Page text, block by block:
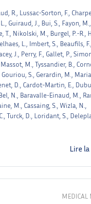
R., Lussac-Sorton, F.,
Guiraud, J., Bui, S., Fayon, M.,
T., Nikolski, M., Burgel, P.-R.,
L., Imbert, S., Beaufils, F.,
J., Perry, F., Gallet, P.,
M., Tyssandier, B.,
Gouriou, S., Gerardin, M.,
D., Cardot-Martin, E.,
N., Baravalle-Einaud, M.,
M., Cassaing, S., Wizla, N.,
Turck, D., Loridant, S.,
Lire
MEDICAL